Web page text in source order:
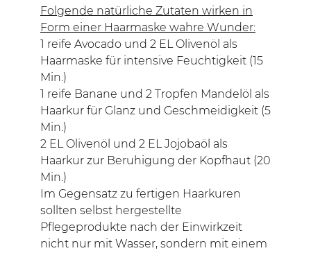
Folgende natürliche Zutaten wirken in
Form einer Haarmaske wahre Wunder:
1 reife Avocado und 2 EL Olivenöl als
Haarmaske für intensive Feuchtigkeit (15
Min.)
1 reife Banane und 2 Tropfen Mandelöl als
Haarkur für Glanz und Geschmeidigkeit (5
Min.)
2 EL Olivenöl und 2 EL Jojobaöl als
Haarkur zur Beruhigung der Kopfhaut (20
Min.)
Im Gegensatz zu fertigen Haarkuren
sollten selbst hergestellte
Pflegeprodukte nach der Einwirkzeit
nicht nur mit Wasser, sondern mit einem